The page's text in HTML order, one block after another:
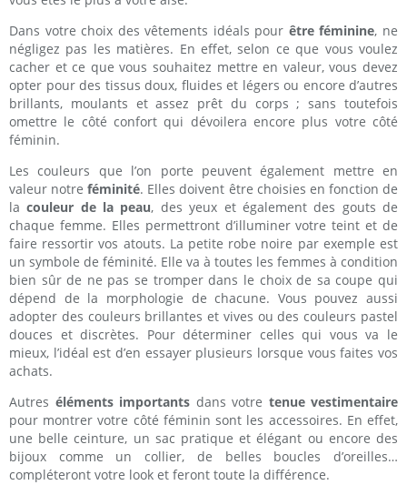
Dans votre choix des vêtements idéals pour être féminine, ne
négligez pas les matières. En effet, selon ce que vous voulez
cacher et ce que vous souhaitez mettre en valeur, vous devez
opter pour des tissus doux, fluides et légers ou encore d’autres
brillants, moulants et assez prêt du corps ; sans toutefois
omettre le côté confort qui dévoilera encore plus votre côté
féminin.
Les couleurs que l’on porte peuvent également mettre en
valeur notreféminité. Elles doivent être choisies en fonction de
lacouleur de la peau, des yeux et également des gouts de
chaque femme. Elles permettront d’illuminer votre teint et de
faire ressortir vos atouts. La petite robe noire par exemple est
un symbole de féminité. Elle va à toutes les femmes à condition
bien sûr de ne pas se tromper dans le choix de sa coupe qui
dépend de la morphologie de chacune. Vous pouvez aussi
adopter des couleurs brillantes et vives ou des couleurs pastel
douces et discrètes. Pour déterminer celles qui vous va le
mieux, l’idéal est d’en essayer plusieurs lorsque vous faites vos
achats.
Autres éléments importants dans votre tenue vestimentaire
pour montrer votre côté féminin sont les accessoires. En effet,
une belle ceinture, un sac pratique et élégant ou encore des
bijoux comme un collier, de belles boucles d’oreilles…
compléteront votre look et feront toute la différence.